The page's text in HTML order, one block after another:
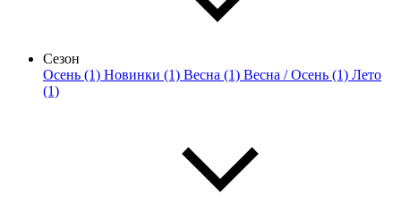
Сезон
Осень (1) Новинки (1) Весна (1) Весна / Осень (1) Лето
(1)